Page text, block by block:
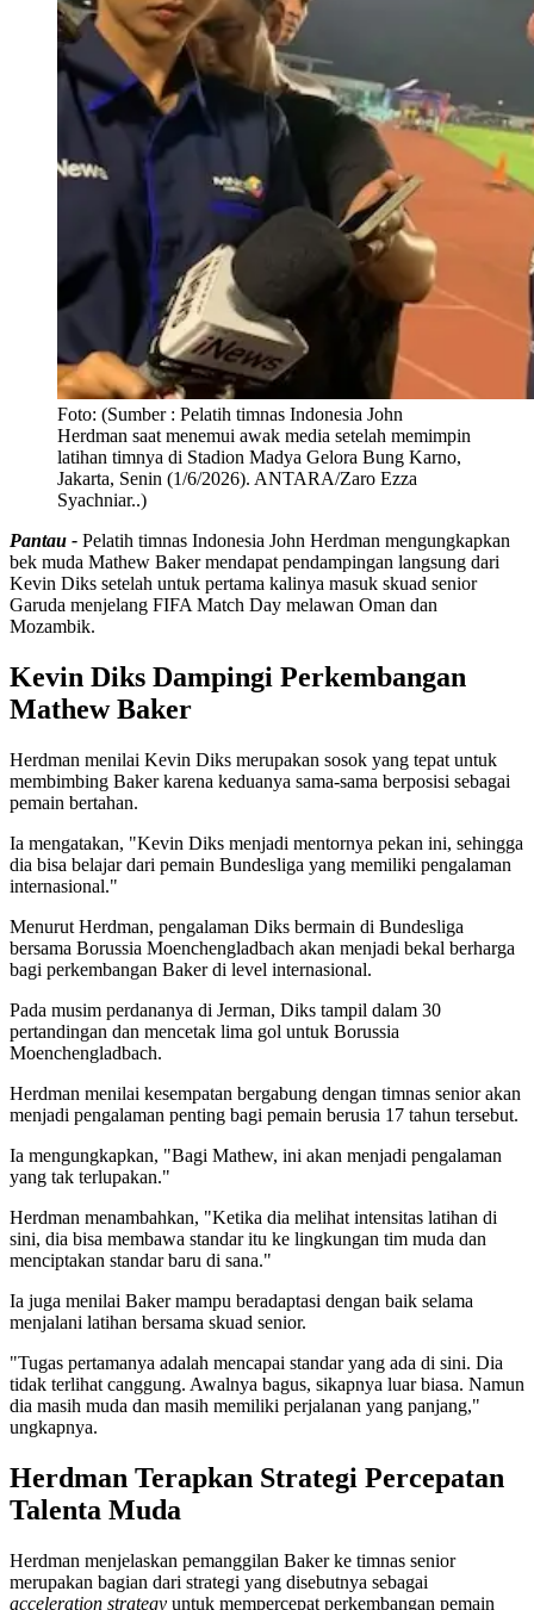
Foto: (Sumber : Pelatih timnas Indonesia John
Herdman saat menemui awak media setelah memimpin
latihan timnya di Stadion Madya Gelora Bung Karno,
Jakarta, Senin (1/6/2026). ANTARA/Zaro Ezza
Syachniar..)
Pantau - Pelatih timnas Indonesia John Herdman mengungkapkan
bek muda Mathew Baker mendapat pendampingan langsung dari
Kevin Diks setelah untuk pertama kalinya masuk skuad senior
Garuda menjelang FIFA Match Day melawan Oman dan
Mozambik.
Kevin Diks Dampingi Perkembangan
Mathew Baker
Herdman menilai Kevin Diks merupakan sosok yang tepat untuk
membimbing Baker karena keduanya sama-sama berposisi sebagai
pemain bertahan.
Ia mengatakan, "Kevin Diks menjadi mentornya pekan ini, sehingga
dia bisa belajar dari pemain Bundesliga yang memiliki pengalaman
internasional."
Menurut Herdman, pengalaman Diks bermain di Bundesliga
bersama Borussia Moenchengladbach akan menjadi bekal berharga
bagi perkembangan Baker di level internasional.
Pada musim perdananya di Jerman, Diks tampil dalam 30
pertandingan dan mencetak lima gol untuk Borussia
Moenchengladbach.
Herdman menilai kesempatan bergabung dengan timnas senior akan
menjadi pengalaman penting bagi pemain berusia 17 tahun tersebut.
Ia mengungkapkan, "Bagi Mathew, ini akan menjadi pengalaman
yang tak terlupakan."
Herdman menambahkan, "Ketika dia melihat intensitas latihan di
sini, dia bisa membawa standar itu ke lingkungan tim muda dan
menciptakan standar baru di sana."
Ia juga menilai Baker mampu beradaptasi dengan baik selama
menjalani latihan bersama skuad senior.
"Tugas pertamanya adalah mencapai standar yang ada di sini. Dia
tidak terlihat canggung. Awalnya bagus, sikapnya luar biasa. Namun
dia masih muda dan masih memiliki perjalanan yang panjang,"
ungkapnya.
Herdman Terapkan Strategi Percepatan
Talenta Muda
Herdman menjelaskan pemanggilan Baker ke timnas senior
merupakan bagian dari strategi yang disebutnya sebagai
acceleration strategy untuk mempercepat perkembangan pemain